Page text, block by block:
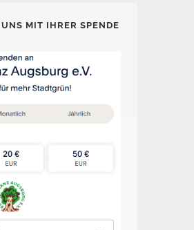
MIT IHRER SPENDE